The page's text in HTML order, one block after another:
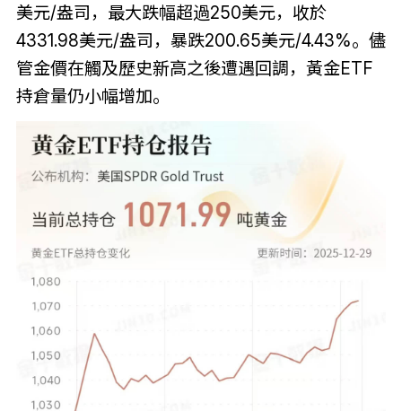
美元/盎司，最大跌幅超過250美元，收於
4331.98美元/盎司，暴跌200.65美元/4.43%。儘
管金價在觸及歷史新高之後遭遇回調，黃金ETF
持倉量仍小幅增加。